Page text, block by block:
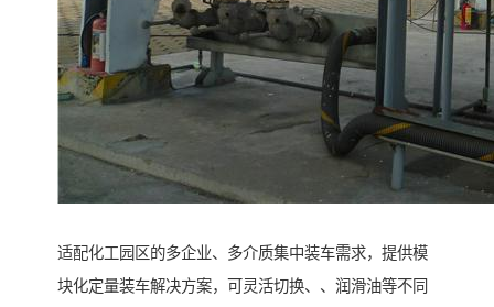
适配化工园区的多企业、多介质集中装车需求，提供模
块化定量装车解决方案，可灵活切换、、润滑油等不同